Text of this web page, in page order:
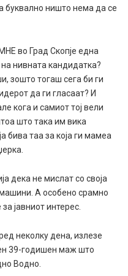
буквално ништо нема да се
во Град Скопје една
нивната кандидатка?
зошто тогаш сега би ги
да ги гласаат? И
кога и самиот тој вели
што така им вика
бива таа за која ги мамеа
дека не мислат со своја
А особено срамно
јавниот интерес.
неколку дена, излезе
39-годишен маж што
Водно.